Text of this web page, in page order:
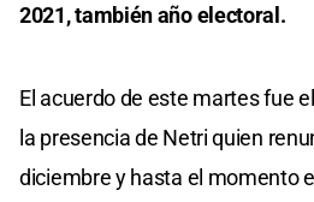
2021, también año electoral.
El acuerdo de este martes fue
la presencia de Netri quien
diciembre y hasta el momento